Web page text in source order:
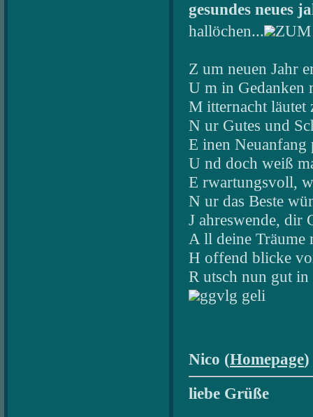
gesundes neues
hallöchen...
Z um neuen Jahr
U m in Gedanken
M itternacht läutet
N ur Gutes und
E inen
U nd doch weiß
E rwartungsvoll,
N ur das Beste
J ahreswende, dir
A ll deine Träume
H offend blicke
R utsch nun gut
ggvlg geli
Nico (Homepage)
liebe Grüße